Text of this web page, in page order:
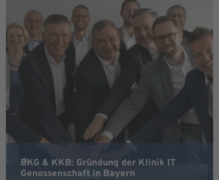
BKG & KKB: Gründung der Klinik IT
Genossenschaft in Bayern